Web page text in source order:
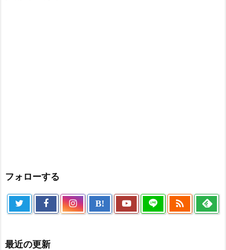
フォローする
B! 
最近の更新